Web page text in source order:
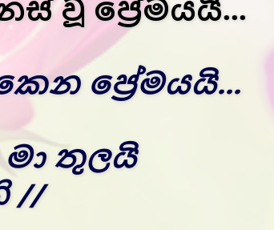
වූ ප්‍රේමයයි...
ප්‍රේමයයි...
තුලයි
//